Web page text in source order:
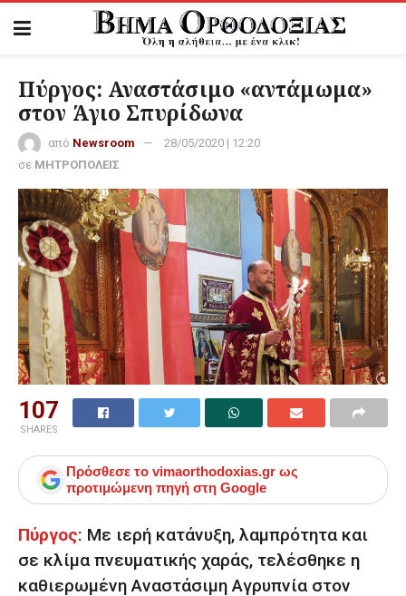
Πύργος: Αναστάσιμο «αντάμωμα»
στον Άγιο Σπυρίδωνα
από Newsroom
28/05/2020 | 12:20
σε ΜΗΤΡΟΠΟΛΕΙΣ
107
SHARES
Πρόσθεσε το vimaorthodoxias.gr ως
προτιμώμενη πηγή στη Google
Πύργος: Με ιερή κατάνυξη, λαμπρότητα και
σε κλίμα πνευματικής χαράς, τελέσθηκε η
καθιερωμένη Αναστάσιμη Αγρυπνία στον